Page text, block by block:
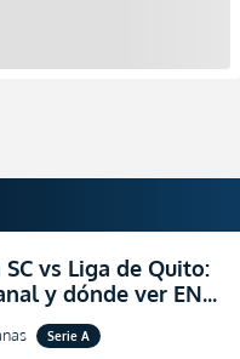
vs Liga de Quito:
y dónde ver EN
22 de la LigaPro
Serie A